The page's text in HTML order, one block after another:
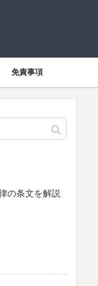
免責事項
の条文を解説